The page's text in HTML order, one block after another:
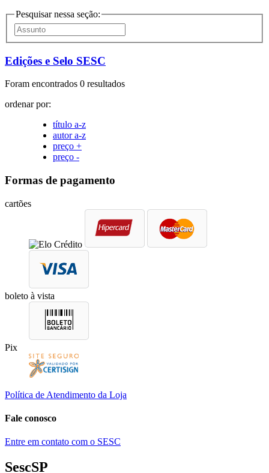
Pesquisar nessa seção:
Edições e Selo SESC
Foram encontrados 0 resultados
ordenar por:
título a-z
autor a-z
preço +
preço -
Formas de pagamento
cartões
boleto à vista
Pix
Política de Atendimento da Loja
Fale conosco
Entre em contato com o SESC
SescSP